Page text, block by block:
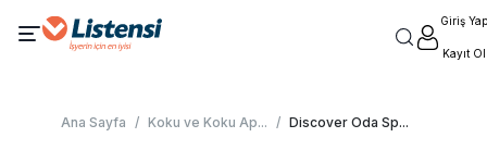
Giriş Yap
Kayıt Ol
Ana Sayfa / Koku ve Koku Ap... / Discover Oda Sp...